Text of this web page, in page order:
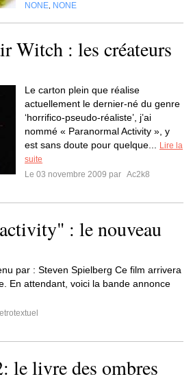
NONE NONE
Witch : les créateurs
Le carton plein que réalise
actuellement le dernier-né du genre
‘horrifico-pseudo-réaliste’, j’ai
nommé « Paranormal Activity », y
est sans doute pour quelque...
Lire la
suite
Le 03 novembre 2009 par Ac2k8
: le nouveau
par : Steven Spielberg Ce film arrivera
En attendant, voici la bande annonce
le livre des ombres